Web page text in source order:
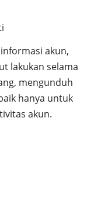
akun,
lakukan selama
mengunduh
hanya untuk
akun.